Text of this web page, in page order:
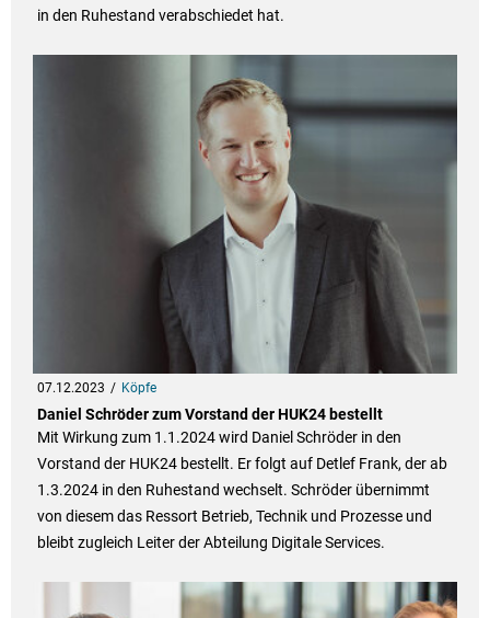
in den Ruhestand verabschiedet hat.
07.12.2023 Köpfe
Daniel Schröder zum Vorstand der HUK24 bestellt
Mit Wirkung zum 1.1.2024 wird Daniel Schröder in den
Vorstand der HUK24 bestellt. Er folgt auf Detlef Frank, der ab
1.3.2024 in den Ruhestand wechselt. Schröder übernimmt
von diesem das Ressort Betrieb, Technik und Prozesse und
bleibt zugleich Leiter der Abteilung Digitale Services.